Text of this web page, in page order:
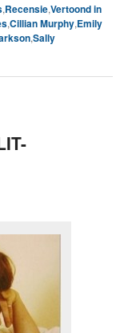
,Recensie,Vertoond in
,Cillian Murphy,Emily
,Sally